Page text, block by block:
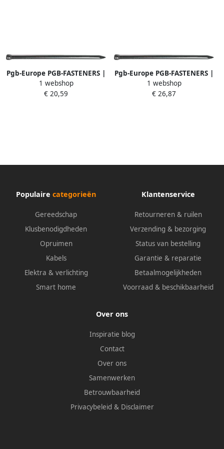
Pgb-Europe PGB-FASTENERS |
Nagel ronde kop DIN 1152 Ø
1 80x35
1 webshop
€ 20,59
Pgb-Europe PGB-FASTENERS |
Nagel ronde kop DIN 1152 Ø
1 50x25
1 webshop
€ 26,87
Populaire categorieën
Gereedschap
Klusbenodigdheden
Opruimen
Kabels
Elektra & verlichting
Smart home
Klantenservice
Retourneren & ruilen
Verzending & bezorging
Status van bestelling
Garantie & reparatie
Betaalmogelijkheden
Voorraad & beschikbaarheid
Over ons
Inspiratie blog
Contact
Over ons
Samenwerken
Betrouwbaarheid
Privacybeleid & Disclaimer